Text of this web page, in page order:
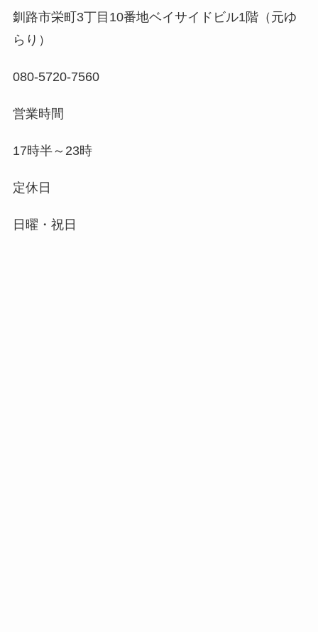
釧路市栄町3丁目10番地ベイサイドビル1階（元ゆ
らり）
080-5720-7560
営業時間
17時半～23時
定休日
日曜・祝日